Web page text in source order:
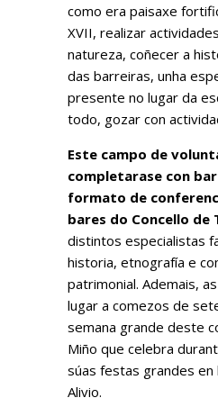
como era paisaxe
XVII, realizar
natureza, coñecer a
das barreiras, unha
presente no lugar da
todo, gozar con
Este campo de
completarase con
formato de
bares do Concello de
distintos especialistas
historia, etnografía e
patrimonial. Ademais,
lugar a comezos de
semana grande deste
Miño que celebra
súas festas grandes en
Alivio.